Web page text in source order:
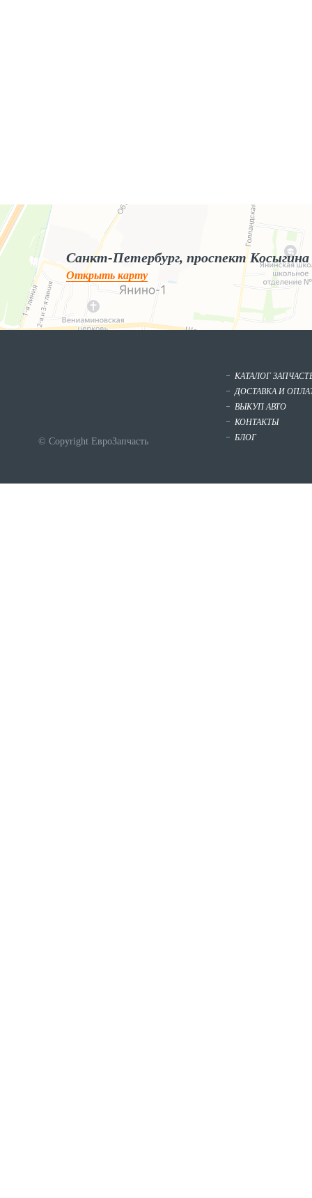
Яндекс.Карты
Яндекс.Карты — поиск мест и адресов, городской транспорт
Санкт-Петербург, проспект Косыгина
Открыть карту
© Copyright ЕвроЗапчасть
КАТАЛОГ
ДОСТАВКА И
ВЫКУП АВТО
КОНТАКТЫ
БЛОГ